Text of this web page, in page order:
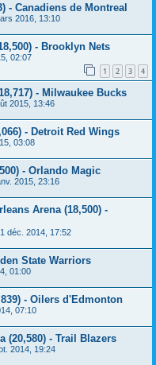
- Canadiens de Montreal
2016, 13:10
- Brooklyn Nets
02:07
1 2 3 4
- Milwaukee Bucks
2015, 13:46
- Detroit Red Wings
03:08
- Orlando Magic
2015, 23:16
Arena (18,500) -
déc. 2014, 17:52
State Warriors
01:00
- Oilers d'Edmonton
07:10
(20,580) - Trail Blazers
2014, 19:24